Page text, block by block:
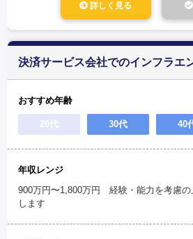
詳しく見る
決済サービス会社でのインフラエ
おすすめ年齢
20代 30代 40
年収レンジ
900万円〜1,800万円 経験・能力を考慮の
します